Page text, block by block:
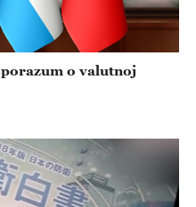
o valutnoj